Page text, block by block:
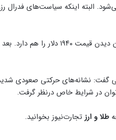
البته اینکه سیاست‌های فدرال
طلا و ارزتجارت‌نیوز بخوانید.